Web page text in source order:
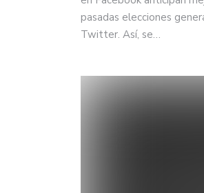
pasadas elecciones
Twitter. Así, se…